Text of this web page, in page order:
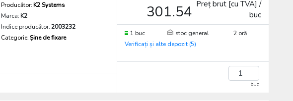
Producător: K2 Systems
Marca: K2
Indice producător: 2003232
Categorie: Șine de fixare
301.54 Preț brut [cu TVA] /
buc
1 buc stoc general
2 oră
Verificați și alte depozit (5)
buc